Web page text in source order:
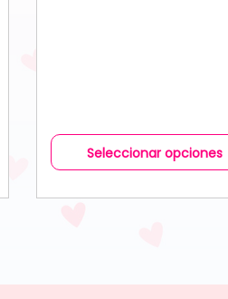
Seleccionar opciones